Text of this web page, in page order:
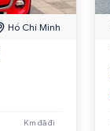
Hồ Chí Minh
Km đã đi